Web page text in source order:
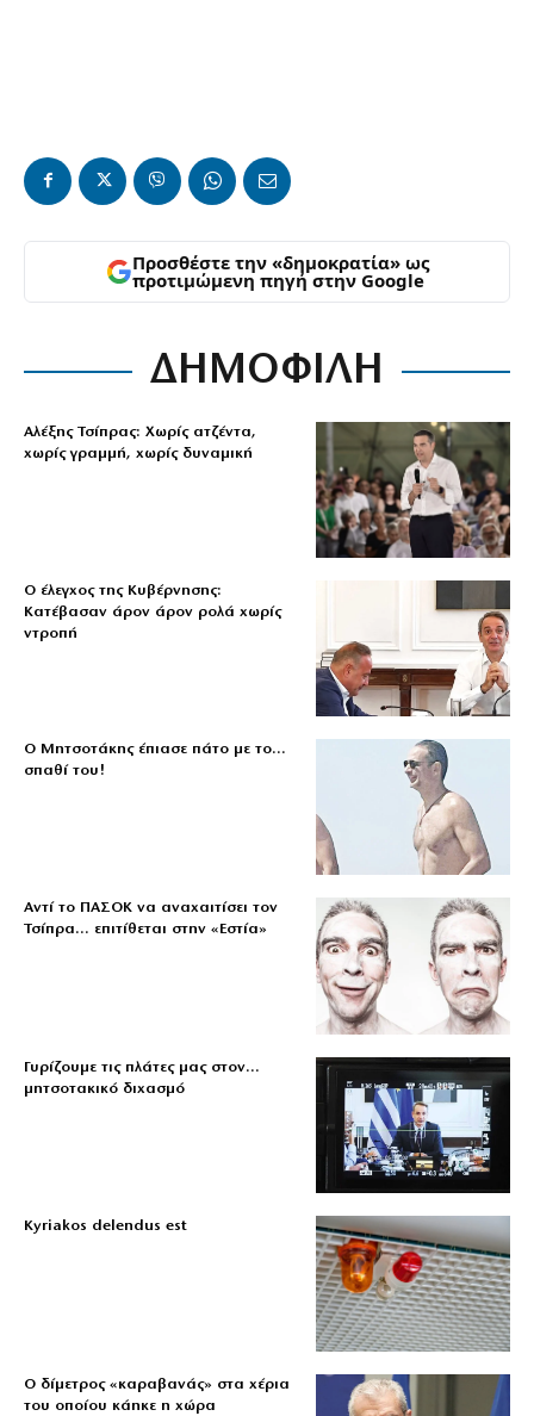
Προσθέστε την «δημοκρατία» ως
προτιμώμενη πηγή στην Google
ΔΗΜΟΦΙΛΗ
Αλέξης Τσίπρας: Χωρίς ατζέντα,
χωρίς γραμμή, χωρίς δυναμική
Ο έλεγχος της Κυβέρνησης:
Κατέβασαν άρον άρον ρολά χωρίς
ντροπή
Ο Μητσοτάκης έπιασε πάτο με το…
σπαθί του!
Αντί το ΠΑΣΟΚ να αναχαιτίσει τον
Τσίπρα… επιτίθεται στην «Εστία»
Γυρίζουμε τις πλάτες μας στον…
μητσοτακικό διχασμό
Kyriakos delendus est
Ο δίμετρος «καραβανάς» στα χέρια
του οποίου κάηκε η χώρα